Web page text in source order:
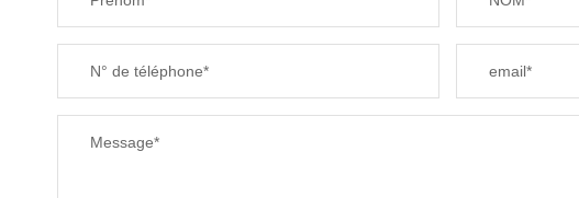
N° de téléphone* email*
Message*